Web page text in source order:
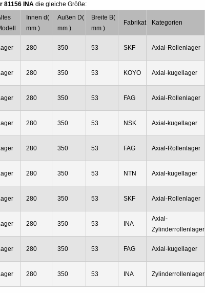
81156 INA die gleiche Größe:
Innen d(
mm )
Außen D(
mm )
Breite B(
mm )
Fabrikat Kategorien
280 350 53 SKF Axial-Rollenlager
280 350 53 KOYO Axial-kugellager
280 350 53 FAG Axial-Rollenlager
280 350 53 NSK Axial-kugellager
280 350 53 FAG Axial-Rollenlager
280 350 53 NTN Axial-kugellager
280 350 53 SKF Axial-Rollenlager
280 350 53 INA
Axial-
Zylinderrollenlager
280 350 53 FAG Axial-kugellager
280 350 53 INA Zylinderrollenlager